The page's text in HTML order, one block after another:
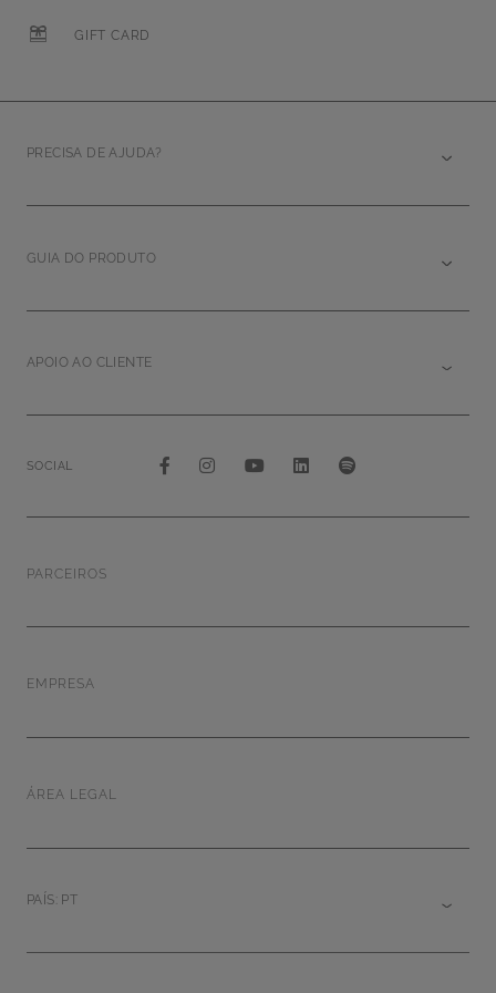
GIFT CARD
PRECISA DE AJUDA?
GUIA DO PRODUTO
APOIO AO CLIENTE
SOCIAL
PARCEIROS
EMPRESA
ÁREA LEGAL
PAÍS: PT